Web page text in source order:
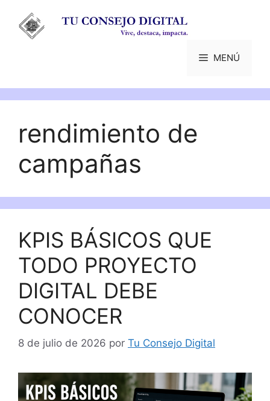
contenido
MENÚ
rendimiento de
campañas
KPIS BÁSICOS QUE
TODO PROYECTO
DIGITAL DEBE
CONOCER
8 de julio de 2026 por Tu Consejo Digital